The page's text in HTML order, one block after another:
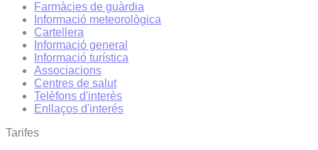
Farmàcies de guàrdia
Informació meteorològica
Cartellera
Informació general
Informació turística
Associacions
Centres de salut
Telèfons d'interès
Enllaços d'interés
Tarifes